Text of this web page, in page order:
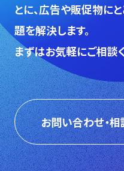
とに、広告や販促物に
題を解決します。
まずはお気軽にご相談
お問い合わせ・相